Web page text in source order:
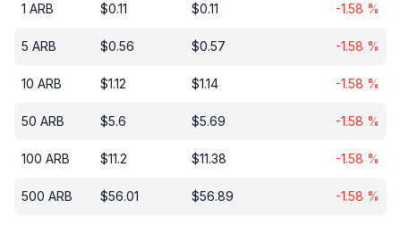
1 ARB $0.11 $0.11 -1.58 %
5 ARB $0.56 $0.57 -1.58 %
10 ARB $1.12 $1.14 -1.58 %
50 ARB $5.6 $5.69 -1.58 %
100 ARB $11.2 $11.38 -1.58 %
500 ARB $56.01 $56.89 -1.58 %